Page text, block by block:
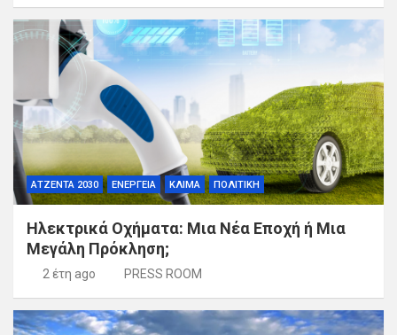
ΑΤΖΕΝΤΑ 2030 ΕΝΕΡΓΕΙΑ ΚΛΙΜΑ ΠΟΛΙΤΙΚΗ
Ηλεκτρικά Οχήματα: Μια Νέα Εποχή ή Μια
Μεγάλη Πρόκληση;
2 έτη ago PRESS ROOM